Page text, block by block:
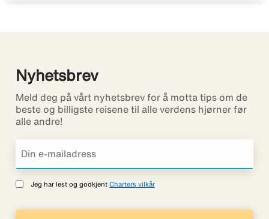
Nyhetsbrev
Meld deg på vårt nyhetsbrev for å motta tips om de
beste og billigste reisene til alle verdens hjørner før
alle andre!
Jeg har lest og godkjent Charters vilkår